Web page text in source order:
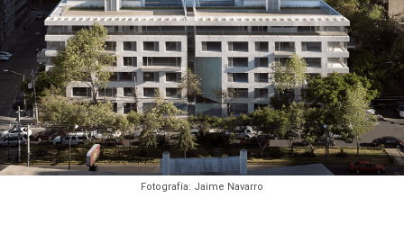
Fotografía: Jaime Navarro